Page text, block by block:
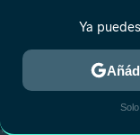
MENÚ
ESTRENOS
Ya